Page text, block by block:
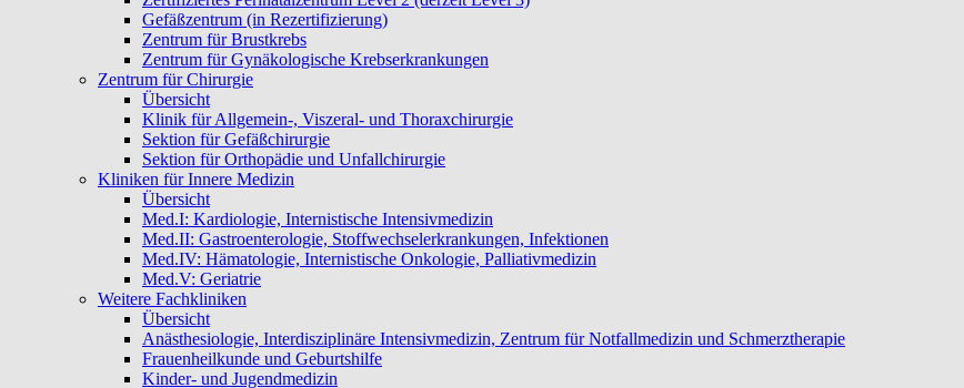
Gefäßzentrum (in Rezertifizierung)
Zentrum für Brustkrebs
Zentrum für Gynäkologische Krebserkrankungen
Zentrum für Chirurgie
Übersicht
Klinik für Allgemein-, Viszeral- und Thoraxchirurgie
Sektion für Gefäßchirurgie
Sektion für Orthopädie und Unfallchirurgie
Kliniken für Innere Medizin
Übersicht
Med.I: Kardiologie, Internistische Intensivmedizin
Med.II: Gastroenterologie, Stoffwechselerkrankungen, Infektionen
Med.IV: Hämatologie, Internistische Onkologie, Palliativmedizin
Med.V: Geriatrie
Weitere Fachkliniken
Übersicht
Anästhesiologie, Interdisziplinäre Intensivmedizin, Zentrum für Notfallmedizin und Schmerztherapie
Frauenheilkunde und Geburtshilfe
Kinder- und Jugendmedizin